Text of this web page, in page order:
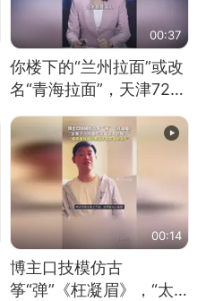
00:37
你楼下的“兰州拉面”或改
名“青海拉面”，天津72家
面馆已集体更换招牌
00:14
博主口技模仿古
筝“弹”《枉凝眉》，“太